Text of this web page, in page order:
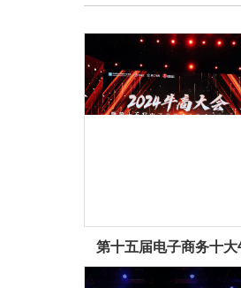
第十五届电子商务十